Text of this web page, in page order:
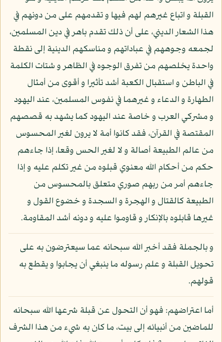
القبلة و اتباع غيرهم لهم فيها و تقدمهم على من دونهم في
هذا الشعار الديني، على أن ذلك تقدم باهر في دين المسلمين،
لجمعه وجوههم في عباداتهم و مناسكهم الدينية إلى نقطة
واحدة يخلصهم من تفرق الوجوه في الظاهر و شتات الكلمة
في الباطن و استقبال الكعبة أشد تأثيرا و أقوى من أمثال
الطهارة و الدعاء و غيرهما في نفوس المسلمين، عند اليهود
و مشركي العرب و خاصة عند اليهود كما يشهد به قصصهم
المقتصة في القرآن، فقد كانوا أمة لا يرون لغير المحسوس
من عالم الطبيعة أصالة و لا لغير الحس وقعا، إذا جاءهم
حكم من أحكام الله معنوي قبلوه من غير تكلم عليه و إذا
جاءهم أمر من ربهم صوري متعلق بالمحسوس من
الطبيعة كالقتال و الهجرة و السجدة و خضوع القول و
غيرها قابلوه بالإنكار و قاوموا عليه و دونه أشد المقاومة.
و بالجملة فقد أخبر الله سبحانه عما سيعترضون به على
تحويل القبلة و علم رسوله ما ينبغي أن يجابوا و يقطع به
قولهم.
أما اعتراضهم: فهو أن التحول عن قبلة شرعها الله سبحانه
للماضين من أنبيائه إلى بيت، ما كان به شيء من هذا الشرف